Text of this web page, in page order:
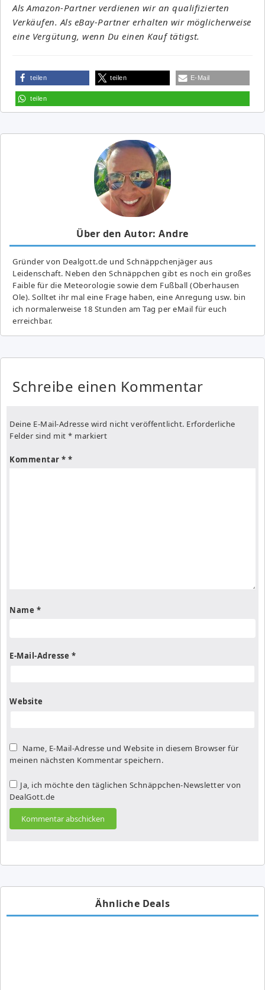
Als Amazon-Partner verdienen wir an qualifizierten
Verkäufen. Als eBay-Partner erhalten wir möglicherweise
eine Vergütung, wenn Du einen Kauf tätigst.
teilen teilen E-Mail
teilen
Über den Autor: Andre
Gründer von Dealgott.de und Schnäppchenjäger aus
Leidenschaft. Neben den Schnäppchen gibt es noch ein großes
Fai­ble für die Meteorologie sowie dem Fußball (Oberhausen
Ole). Solltet ihr mal eine Frage haben, eine Anregung usw. bin
ich normalerweise 18 Stunden am Tag per eMail für euch
erreichbar.
Schreibe einen Kommentar
Deine E-Mail-Adresse wird nicht veröffentlicht. Erforderliche
Felder sind mit * markiert
Kommentar *
Name *
E-Mail-Adresse *
Website
Name, E-Mail-Adresse und Website in diesem Browser für
meinen nächsten Kommentar speichern.
Ja, ich möchte den täglichen Schnäppchen-Newsletter von
DealGott.de
Ähnliche Deals